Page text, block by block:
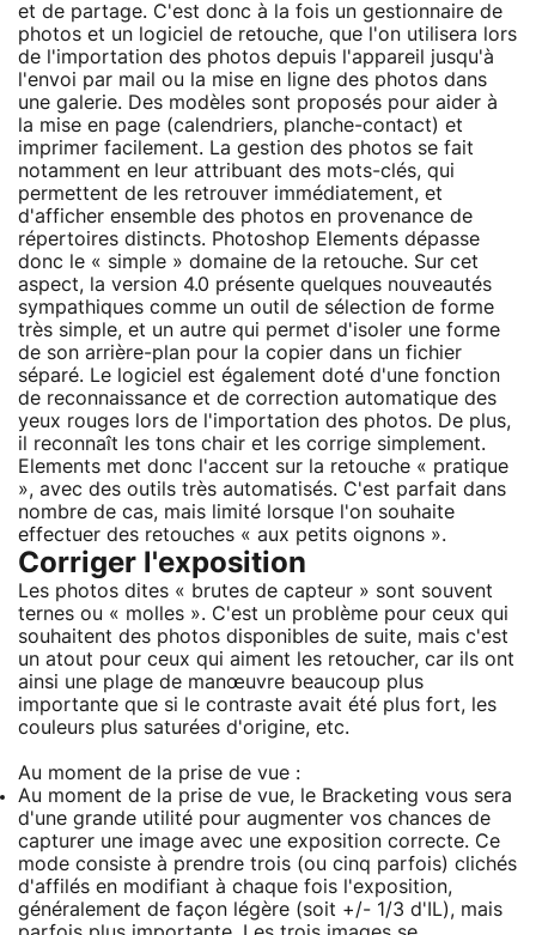
et de partage. C'est donc à la fois un gestionnaire de
photos et un logiciel de retouche, que l'on utilisera lors
de l'importation des photos depuis l'appareil jusqu'à
l'envoi par mail ou la mise en ligne des photos dans
une galerie. Des modèles sont proposés pour aider à
la mise en page (calendriers, planche-contact) et
imprimer facilement. La gestion des photos se fait
notamment en leur attribuant des mots-clés, qui
permettent de les retrouver immédiatement, et
d'afficher ensemble des photos en provenance de
répertoires distincts. Photoshop Elements dépasse
donc le « simple » domaine de la retouche. Sur cet
aspect, la version 4.0 présente quelques nouveautés
sympathiques comme un outil de sélection de forme
très simple, et un autre qui permet d'isoler une forme
de son arrière-plan pour la copier dans un fichier
séparé. Le logiciel est également doté d'une fonction
de reconnaissance et de correction automatique des
yeux rouges lors de l'importation des photos. De plus,
il reconnaît les tons chair et les corrige simplement.
Elements met donc l'accent sur la retouche « pratique
», avec des outils très automatisés. C'est parfait dans
nombre de cas, mais limité lorsque l'on souhaite
effectuer des retouches « aux petits oignons ».
Corriger l'exposition
Les photos dites « brutes de capteur » sont souvent
ternes ou « molles ». C'est un problème pour ceux qui
souhaitent des photos disponibles de suite, mais c'est
un atout pour ceux qui aiment les retoucher, car ils ont
ainsi une plage de manœuvre beaucoup plus
importante que si le contraste avait été plus fort, les
couleurs plus saturées d'origine, etc.
Au moment de la prise de vue :
Au moment de la prise de vue, le Bracketing vous sera
d'une grande utilité pour augmenter vos chances de
capturer une image avec une exposition correcte. Ce
mode consiste à prendre trois (ou cinq parfois) clichés
d'affilés en modifiant à chaque fois l'exposition,
généralement de façon légère (soit +/- 1/3 d'IL), mais